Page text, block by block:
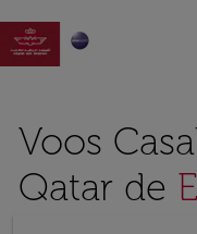

Voos
Qatar de